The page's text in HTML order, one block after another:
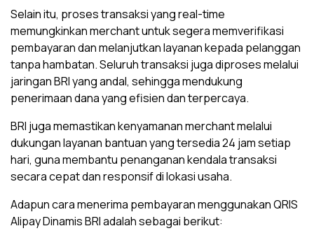
Selain itu, proses transaksi yang real-time
memungkinkan merchant untuk segera memverifikasi
pembayaran dan melanjutkan layanan kepada pelanggan
tanpa hambatan. Seluruh transaksi juga diproses melalui
jaringan BRI yang andal, sehingga mendukung
penerimaan dana yang efisien dan terpercaya.
BRI juga memastikan kenyamanan merchant melalui
dukungan layanan bantuan yang tersedia 24 jam setiap
hari, guna membantu penanganan kendala transaksi
secara cepat dan responsif di lokasi usaha.
Adapun cara menerima pembayaran menggunakan QRIS
Alipay Dinamis BRI adalah sebagai berikut: